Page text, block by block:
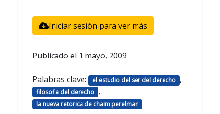
Iniciar sesión para ver más
Publicado el 1 mayo, 2009
Palabras clave: el estudio del ser del derecho ,
filosofia del derecho ,
la nueva retorica de chaim perelman